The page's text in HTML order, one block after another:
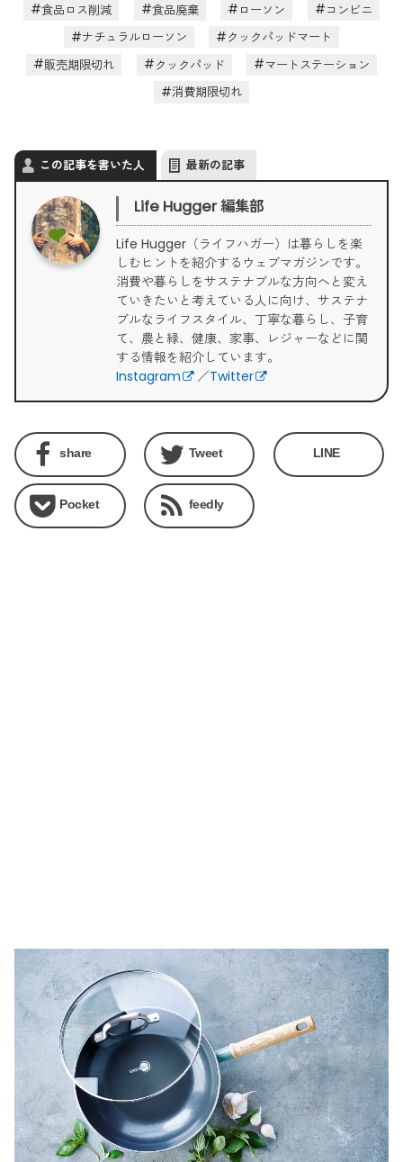
食品ロス削減
食品廃棄 ローソン
コンビニ
ナチュラルローソン
クックパッドマート
販売期限切れ
クックパッド
マートステーション
消費期限切れ
この記事を書いた人 最新の記事
Life Hugger 編集部
Life Hugger（ライフハガー）は暮らしを楽
しむヒントを紹介するウェブマガジンです。
消費や暮らしをサステナブルな方向へと変え
ていきたいと考えている人に向け、サステナ
ブルなライフスタイル、丁寧な暮らし、子育
て、農と緑、健康、家事、レジャーなどに関
する情報を紹介しています。
Instagram
／Twitter
share Tweet LINE
Pocket feedly